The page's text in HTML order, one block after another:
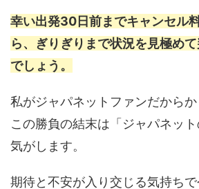
幸い出発30日前までキャンセル
ら、ぎりぎりまで状況を見極め
でしょう。
私がジャパネットファンだからか
この勝負の結末は「ジャパネッ
気がします。
期待と不安が入り交じる気持ち